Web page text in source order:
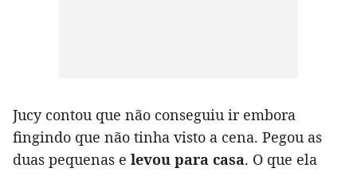
Jucy contou que não conseguiu ir embora
fingindo que não tinha visto a cena. Pegou as
duas pequenas e levou para casa. O que ela